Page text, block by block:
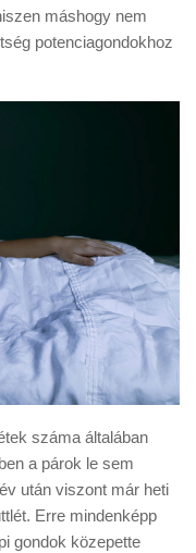
máshogy nem
potenciagondokhoz
száma általában
a párok le sem
után viszont már heti
Erre mindenképp
gondok közepette